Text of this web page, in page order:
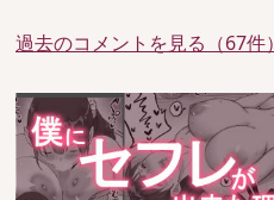
過去のコメントを見る（67件）